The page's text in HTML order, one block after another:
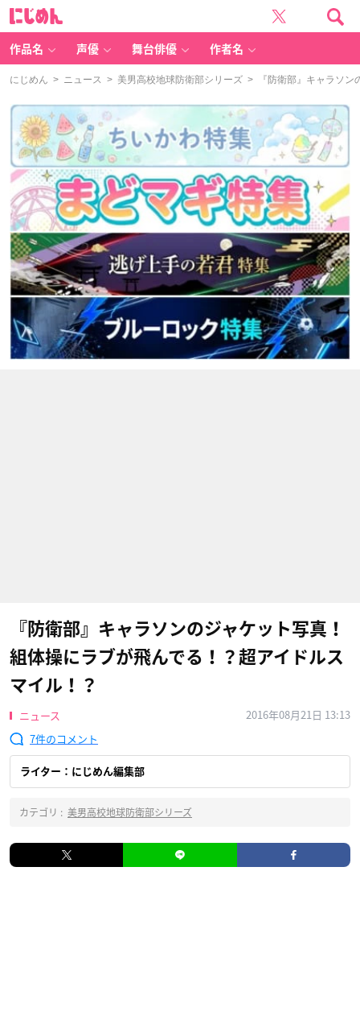
作品名 声優 舞台俳優 作者名
にじめん > ニュース > 美男高校地球防衛部シリーズ > 『防衛部』キャラソン
『防衛部』キャラソンのジャケット写真！
組体操にラブが飛んでる！？超アイドルス
マイル！？
ニュース
2016年08月21日 13:13
7
ライター：にじめん編集部
カテゴリ : 美男高校地球防衛部シリーズ